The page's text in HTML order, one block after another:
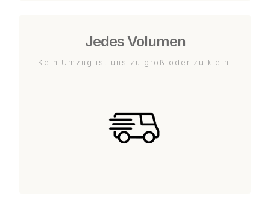
Jedes Volumen
Kein Umzug ist uns zu groß oder zu klein.